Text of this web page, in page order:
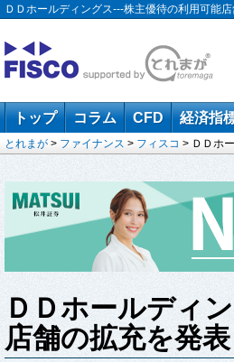
ＤＤホールディングス---株主優待の利用可能
トップ コラム CFD 経済指
とれまが > ファイナンス > フィスコ > ＤＤホ
ＤＤホールディ
店舗の拡充を発表